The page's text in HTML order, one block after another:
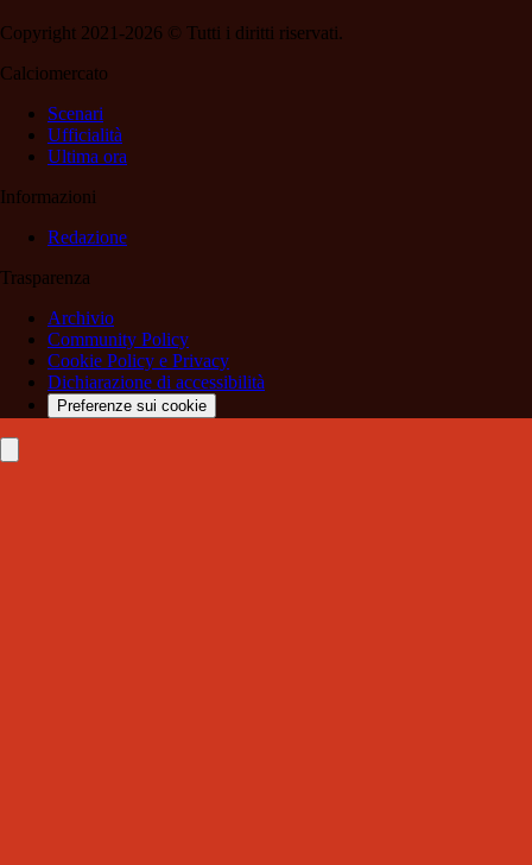
Copyright 2021-2026 © Tutti i diritti riservati.
Calciomercato
Scenari
Ufficialità
Ultima ora
Informazioni
Redazione
Trasparenza
Archivio
Community Policy
Cookie Policy e Privacy
Dichiarazione di accessibilità
Preferenze sui cookie